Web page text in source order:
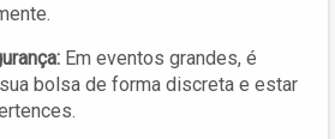
Em eventos grandes, é
bolsa de forma discreta e estar